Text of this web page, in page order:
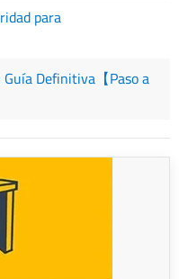
para
Definitiva【Paso a